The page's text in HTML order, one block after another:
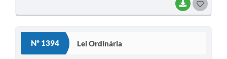
BAIXAR
Nº 1394 Lei Ordinária